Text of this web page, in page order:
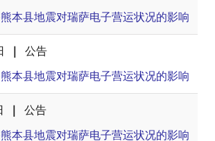
本县地震对瑞萨电子营运状况的影响
公告
本县地震对瑞萨电子营运状况的影响
公告
本县地震对瑞萨电子营运状况的影响